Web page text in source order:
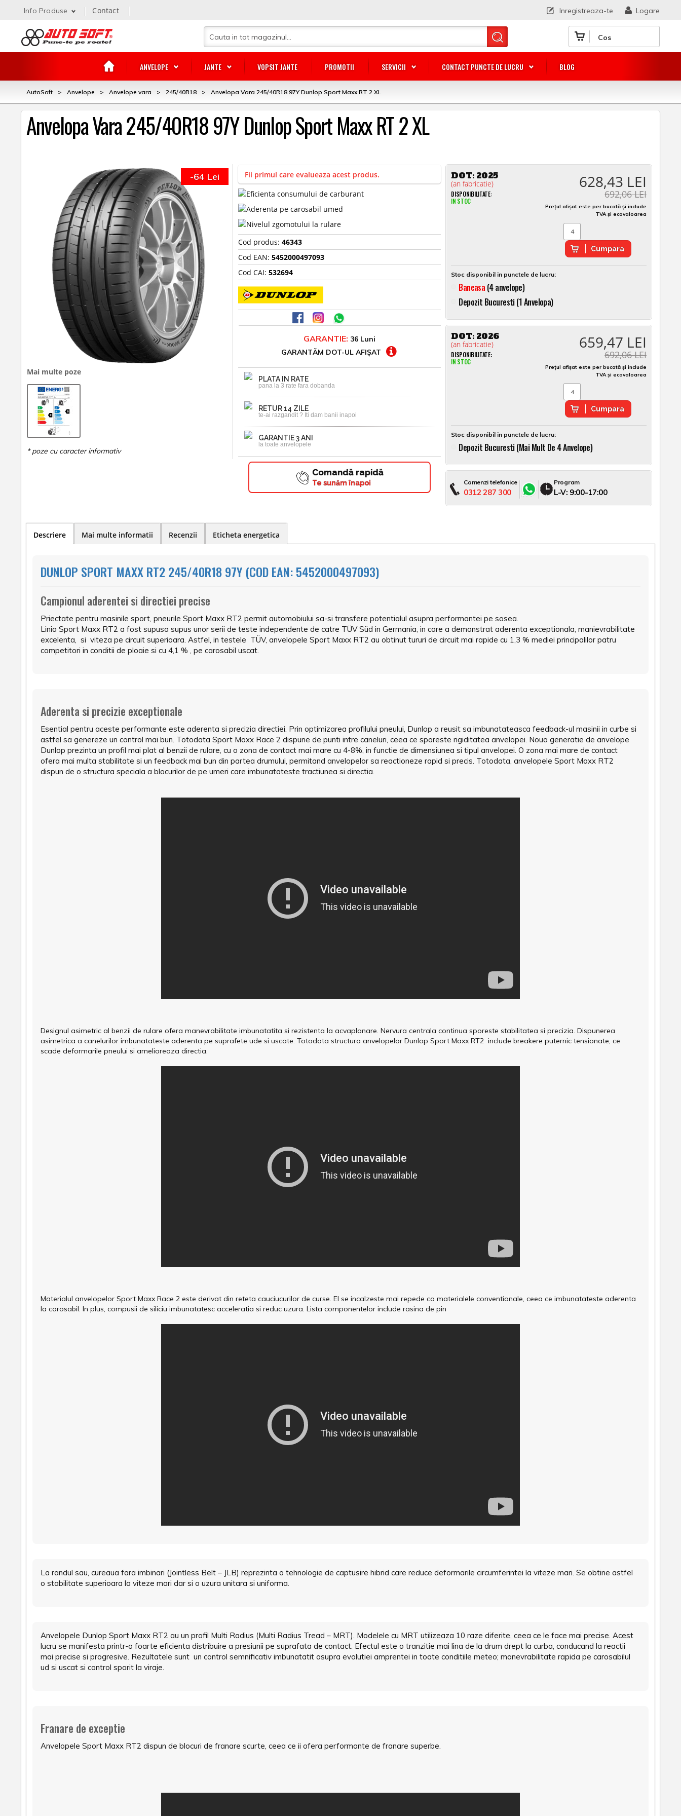
Cos
ANVELOPE JANTE VOPSIT JANTE PROMOTII SERVICII CONTACT PUNCTE DE LUCRU BLOG
Logare
Inregistreaza-te
Info Produse Contact
AutoSoft > Anvelope > Anvelope vara > 245/40R18 > Anvelopa Vara 245/40R18 97Y Dunlop Sport Maxx RT 2 XL
Anvelopa Vara 245/40R18 97Y Dunlop Sport Maxx RT 2 XL
Mai multe poze
-64 Lei Fii primul care evalueaza acest produs.
Cod produs:46343
Cod EAN:5452000497093
Cod CAI:532694
GARANTIE: 36 Luni
GARANTĂM DOT-UL AFIȘAT
PLATA IN RATE
pana la 3 rate fara dobanda
RETUR 14 ZILE
te-ai razgandit ? Iti dam banii inapoi
GARANTIE 3 ANI
la toate anvelopele
Comandă rapidă
Te sunăm înapoi
DOT: 2025
(an fabricatie)
DISPONIBILITATE:
IN STOC
628,43 LEI
692,06 LEI
Prețul afișat este per bucată și include
TVA și ecovaloarea
Cumpara
Stoc disponibil in punctele de lucru:
Baneasa (4 anvelope)
Depozit Bucuresti (1 Anvelopa)
DOT: 2026
(an fabricatie)
DISPONIBILITATE:
IN STOC
659,47 LEI
692,06 LEI
Prețul afișat este per bucată și include
TVA și ecovaloarea
Cumpara
Stoc disponibil in punctele de lucru:
Depozit Bucuresti (mai Mult De 4 Anvelope)
Comenzi telefonice
0312 287 300
Program
L-V: 9:00-17:00
Descriere Mai multe informatii Recenzii Eticheta energetica
DUNLOP SPORT MAXX RT2 245/40R18 97Y (COD EAN: 5452000497093)
Campionul aderentei si directiei precise
Priectate pentru masinile sport, pneurile Sport Maxx RT2 permit automobiului sa-si transfere potentialul asupra performantei pe sosea.
Linia Sport Maxx RT2 a fost supusa supus unor serii de teste independente de catre TÜV Süd in Germania, in care a demonstrat aderenta exceptionala, manievrabilitate
excelenta, si viteza pe circuit superioara. Astfel, in testele TÜV, anvelopele Sport Maxx RT2 au obtinut tururi de circuit mai rapide cu 1,3 % mediei principalilor patru
competitori in conditii de ploaie si cu 4,1 % , pe carosabil uscat.
Aderenta si precizie exceptionale
Esential pentru aceste performante este aderenta si precizia directiei. Prin optimizarea profilului pneului, Dunlop a reusit sa imbunatateasca feedback-ul masinii in curbe si
astfel sa genereze un control mai bun. Totodata Sport Maxx Race 2 dispune de punti intre caneluri, ceea ce sporeste rigiditatea anvelopei. Noua generatie de anvelope
Dunlop prezinta un profil mai plat al benzii de rulare, cu o zona de contact mai mare cu 4-8%, in functie de dimensiunea si tipul anvelopei. O zona mai mare de contact
ofera mai multa stabilitate si un feedback mai bun din partea drumului, permitand anvelopelor sa reactioneze rapid si precis. Totodata, anvelopele Sport Maxx RT2
dispun de o structura speciala a blocurilor de pe umeri care imbunatateste tractiunea si directia.
Designul asimetric al benzii de rulare ofera manevrabilitate imbunatatita si rezistenta la acvaplanare. Nervura centrala continua sporeste stabilitatea si precizia. Dispunerea
asimetrica a canelurilor imbunatateste aderenta pe suprafete ude si uscate. Totodata structura anvelopelor Dunlop Sport Maxx RT2 include breakere puternic tensionate, ce
scade deformarile pneului si amelioreaza directia.
Materialul anvelopelor Sport Maxx Race 2 este derivat din reteta cauciucurilor de curse. El se incalzeste mai repede ca materialele conventionale, ceea ce imbunatateste aderenta
la carosabil. In plus, compusii de siliciu imbunatatesc acceleratia si reduc uzura. Lista componentelor include rasina de pin
La randul sau, cureaua fara imbinari (Jointless Belt – JLB) reprezinta o tehnologie de captusire hibrid care reduce deformarile circumferintei la viteze mari. Se obtine astfel
o stabilitate superioara la viteze mari dar si o uzura unitara si uniforma.
Anvelopele Dunlop Sport Maxx RT2 au un profil Multi Radius (Multi Radius Tread – MRT). Modelele cu MRT utilizeaza 10 raze diferite, ceea ce le face mai precise. Acest
lucru se manifesta printr-o foarte eficienta distribuire a presiunii pe suprafata de contact. Efectul este o tranzitie mai lina de la drum drept la curba, conducand la reactii
mai precise si progresive. Rezultatele sunt un control semnificativ imbunatatit asupra evolutiei amprentei in toate conditiile meteo; manevrabilitate rapida pe carosabilul
ud si uscat si control sporit la viraje.
Franare de exceptie
Anvelopele Sport Maxx RT2 dispun de blocuri de franare scurte, ceea ce ii ofera performante de franare superbe.